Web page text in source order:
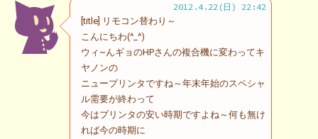
2012.4.22(日) 22:42
[title] リモコン替わり～
こんにちわ(^_^)
ウィ~んギョのHPさんの複合機に変わってキ
ヤノンの
ニュープリンタですね～年末年始のスペシャ
ル需要が終わって
今はプリンタの安い時期ですよね～何も無け
れば今の時期に